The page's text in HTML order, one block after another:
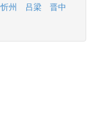
忻州 吕梁
晋中